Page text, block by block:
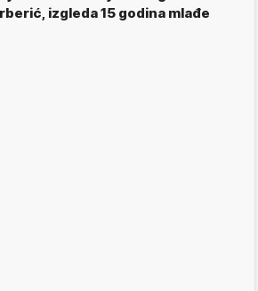
izgleda 15 godina mlađe